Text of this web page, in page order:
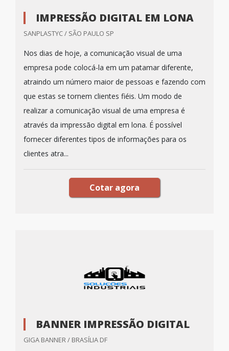
IMPRESSÃO DIGITAL EM LONA
SANPLASTYC / SÃO PAULO SP
Nos dias de hoje, a comunicação visual de uma
empresa pode colocá-la em um patamar diferente,
atraindo um número maior de pessoas e fazendo com
que estas se tornem clientes fiéis. Um modo de
realizar a comunicação visual de uma empresa é
através da impressão digital em lona. É possível
fornecer diferentes tipos de informações para os
clientes atra...
Cotar agora
BANNER IMPRESSÃO DIGITAL
GIGA BANNER / BRASÍLIA DF